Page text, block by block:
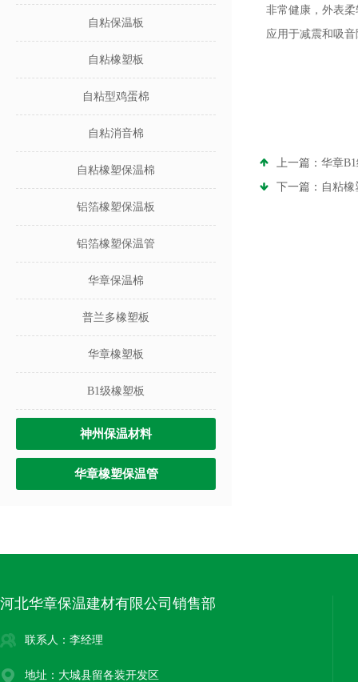
自粘保温板
自粘橡塑板
自粘型鸡蛋棉
自粘消音棉
自粘橡塑保温棉
铝箔橡塑保温板
铝箔橡塑保温管
华章保温棉
普兰多橡塑板
华章橡塑板
B1级橡塑板
神州保温材料
华章橡塑保温管
非常健康，外表
应用于减震和吸
上一篇： 华章
下一篇： 自粘
河北华章保温建材有限公司销售部
联系人：李经理
地址：大城县留各装开发区